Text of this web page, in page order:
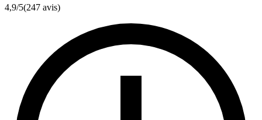
4,9/5(247 avis)